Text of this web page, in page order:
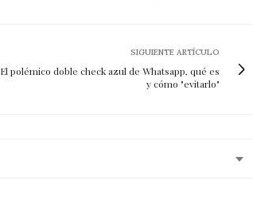
SIGUIENTE ARTÍCULO
El polémico doble check azul de Whatsapp, qué es
y cómo "evitarlo"